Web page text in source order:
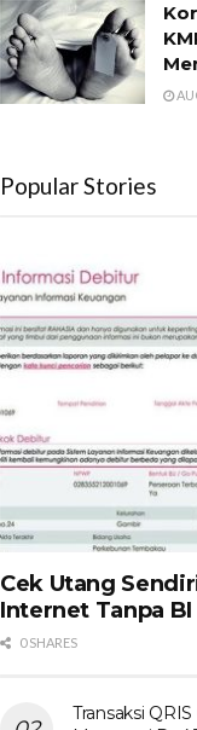
Popular Stories
Cek Utang
Internet Tanpa
0 SHARES
Transaksi